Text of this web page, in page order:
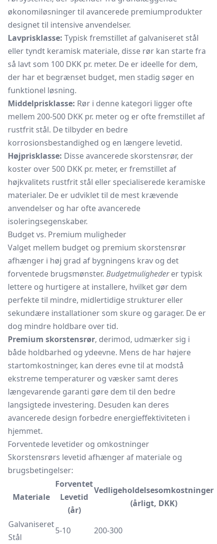
økonomiløsninger til avancerede premiumprodukter
designet til intensive anvendelser.
Lavprisklasse: Typisk fremstillet af galvaniseret stål
eller tyndt keramisk materiale, disse rør kan starte fra
så lavt som 100 DKK pr. meter. De er ideelle for dem,
der har et begrænset budget, men stadig søger en
funktionel løsning.
Middelprisklasse: Rør i denne kategori ligger ofte
mellem 200-500 DKK pr. meter og er ofte fremstillet af
rustfrit stål. De tilbyder en bedre
korrosionsbestandighed og en længere levetid.
Højprisklasse: Disse avancerede skorstensrør, der
koster over 500 DKK pr. meter, er fremstillet af
højkvalitets rustfrit stål eller specialiserede keramiske
materialer. De er udviklet til de mest krævende
anvendelser og har ofte avancerede
isoleringsegenskaber.
Budget vs. Premium muligheder
Valget mellem budget og premium skorstensrør
afhænger i høj grad af bygningens krav og det
forventede brugsmønster. Budgetmulighederer typisk
lettere og hurtigere at installere, hvilket gør dem
perfekte til mindre, midlertidige strukturer eller
sekundære installationer som skure og garager. De er
dog mindre holdbare over tid.
Premium skorstensrør, derimod, udmærker sig i
både holdbarhed og ydeevne. Mens de har højere
startomkostninger, kan deres evne til at modstå
ekstreme temperaturer og væsker samt deres
længevarende garanti gøre dem til den bedre
langsigtede investering. Desuden kan deres
avancerede design forbedre energieffektiviteten i
hjemmet.
Forventede levetider og omkostninger
Skorstensrørs levetid afhænger af materiale og
brugsbetingelser:
Materiale
Forventet
Levetid
(år)
Vedligeholdelsesomkostninger
(årligt, DKK)
Galvaniseret
Stål
5-10
200-300